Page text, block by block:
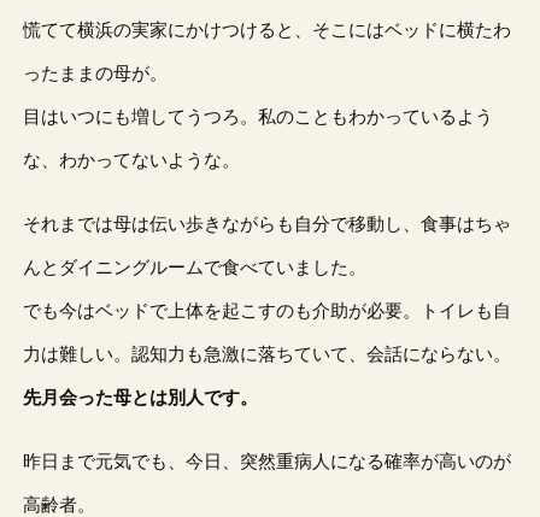
慌てて横浜の実家にかけつけると、そこにはベッドに横たわ
ったままの母が。
目はいつにも増してうつろ。私のこともわかっているよう
な、わかってないような。
それまでは母は伝い歩きながらも自分で移動し、食事はちゃ
んとダイニングルームで食べていました。
でも今はベッドで上体を起こすのも介助が必要。トイレも自
力は難しい。認知力も急激に落ちていて、会話にならない。
先月会った母とは別人です。
昨日まで元気でも、今日、突然重病人になる確率が高いのが
高齢者。